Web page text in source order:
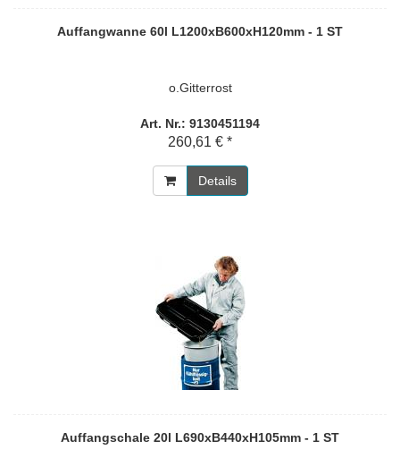
Auffangwanne 60l L1200xB600xH120mm - 1 ST
o.Gitterrost
Art. Nr.: 9130451194
260,61 € *
Details
Auffangschale 20l L690xB440xH105mm - 1 ST